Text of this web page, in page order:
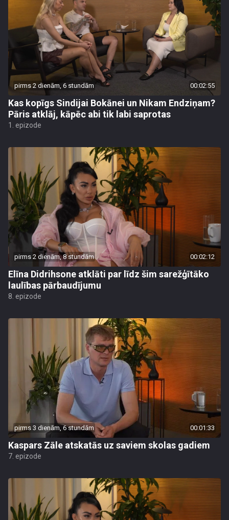
pirms 2 dienām, 6 stundām 00:02:55
Kas kopīgs Sindijai Bokānei un Nikam Endziņam?
Pāris atklāj, kāpēc abi tik labi saprotas
1. epizode
pirms 2 dienām, 8 stundām 00:02:12
Elīna Didrihsone atklāti par līdz šim sarežģītāko
laulības pārbaudījumu
8. epizode
pirms 3 dienām, 6 stundām 00:01:33
Kaspars Zāle atskatās uz saviem skolas gadiem
7. epizode